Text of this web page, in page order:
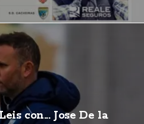
con... Jose De la